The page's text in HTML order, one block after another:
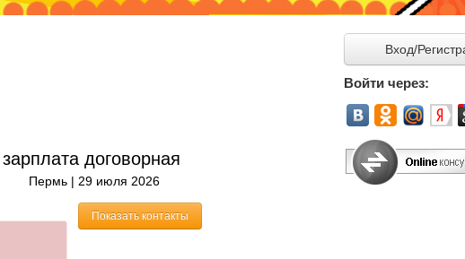
зарплата договорная
Пермь | 29 июля 2026
Показать контакты
Вход/
Войти через: